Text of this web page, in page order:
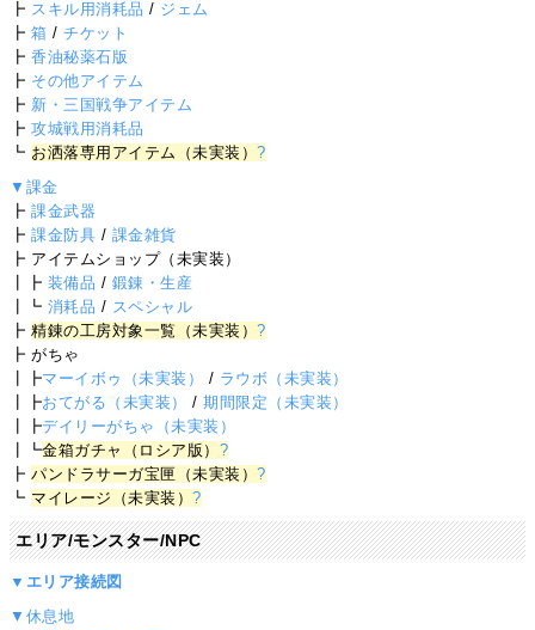
┣ スキル用消耗品 / ジェム
┣箱 /チケット
┣香油秘薬石版
┣ その他アイテム
┣ 新・三国戦争アイテム
┣攻城戦用消耗品
┗ お洒落専用アイテム（未実装）?
▼課金
┣課金武器
┣課金防具 / 課金雑貨
┣ アイテムショップ（未実装）
┃┣ 装備品 / 鍛錬・生産
┃┗ 消耗品 / スペシャル
┣精錬の工房対象一覧（未実装）?
┣ がちゃ
┃┣マーイボゥ（未実装） / ラウボ（未実装）
┃┣おてがる（未実装） /期間限定（未実装）
┃┣デイリーがちゃ（未実装）
┃┗金箱ガチャ（ロシア版） ?
┣パンドラサーガ宝匣（未実装）?
┗ マイレージ（未実装）?
エリア/モンスター/NPC
▼エリア接続図
▼休息地